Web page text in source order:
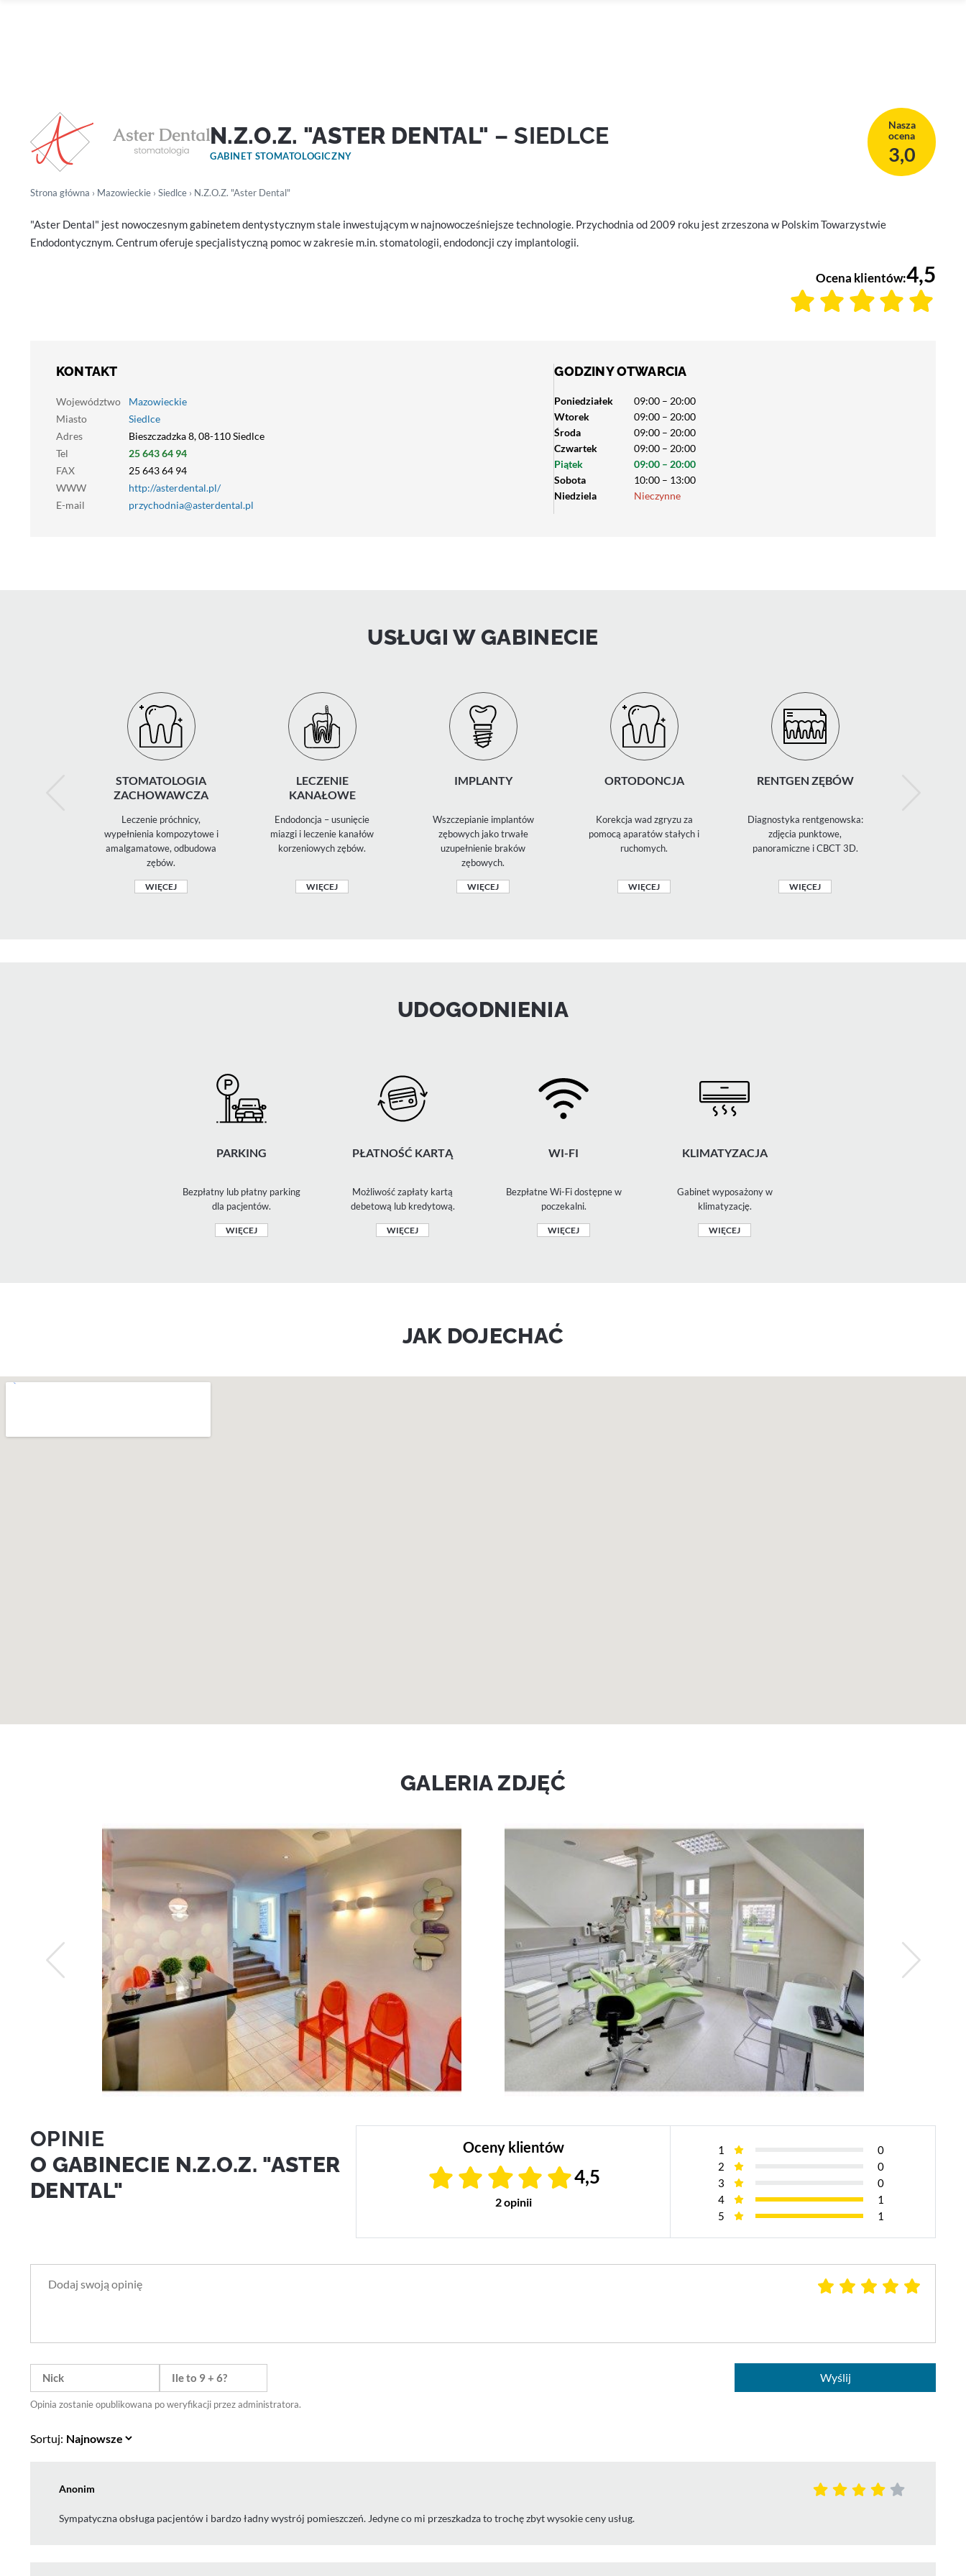
N.Z.O.Z. "ASTER DENTAL" – SIEDLCE
GABINET STOMATOLOGICZNY
Nasza
ocena
3,0
Strona główna › Mazowieckie › Siedlce › N.Z.O.Z. "Aster Dental"
"Aster Dental" jest nowoczesnym gabinetem dentystycznym stale inwestującym w najnowocześniejsze technologie. Przychodnia od 2009 roku jest zrzeszona w Polskim Towarzystwie
Endodontycznym. Centrum oferuje specjalistyczną pomoc w zakresie m.in. stomatologii, endodoncji czy implantologii.
Ocena klientów:4,5
KONTAKT
Województwo
Mazowieckie
Miasto
Siedlce
Adres
Bieszczadzka 8, 08-110 Siedlce
Tel
25 643 64 94
FAX
25 643 64 94
WWW
http://asterdental.pl/
E-mail
przychodnia@asterdental.pl
GODZINY OTWARCIA
Poniedziałek
09:00 – 20:00
Wtorek
09:00 – 20:00
Środa
09:00 – 20:00
Czwartek
09:00 – 20:00
Piątek
09:00 – 20:00
Sobota
10:00 – 13:00
Niedziela
Nieczynne
USŁUGI W GABINECIE
STOMATOLOGIA
ZACHOWAWCZA
Leczenie próchnicy,
wypełnienia kompozytowe i
amalgamatowe, odbudowa
zębów.
WIĘCEJ
LECZENIE
KANAŁOWE
Endodoncja – usunięcie
miazgi i leczenie kanałów
korzeniowych zębów.
WIĘCEJ
IMPLANTY
Wszczepianie implantów
zębowych jako trwałe
uzupełnienie braków
zębowych.
WIĘCEJ
ORTODONCJA
Korekcja wad zgryzu za
pomocą aparatów stałych i
ruchomych.
WIĘCEJ
RENTGEN ZĘBÓW
Diagnostyka rentgenowska:
zdjęcia punktowe,
panoramiczne i CBCT 3D.
WIĘCEJ
UDOGODNIENIA
PARKING
Bezpłatny lub płatny parking
dla pacjentów.
WIĘCEJ
PŁATNOŚĆ KARTĄ
Możliwość zapłaty kartą
debetową lub kredytową.
WIĘCEJ
WI-FI
Bezpłatne Wi-Fi dostępne w
poczekalni.
WIĘCEJ
KLIMATYZACJA
Gabinet wyposażony w
klimatyzację.
WIĘCEJ
JAK DOJECHAĆ
GALERIA ZDJĘĆ
OPINIE
O GABINECIE N.Z.O.Z. "ASTER
DENTAL"
Oceny klientów
4,5
2 opinii
1
0
2
0
3
0
4
1
5
1
Wyślij
Opinia zostanie opublikowana po weryfikacji przez administratora.
Sortuj:
Anonim
Sympatyczna obsługa pacjentów i bardzo ładny wystrój pomieszczeń. Jedyne co mi przeszkadza to trochę zbyt wysokie ceny usług.